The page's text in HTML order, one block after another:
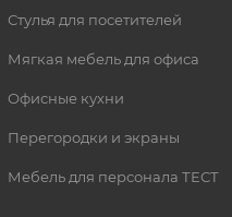
Стулья для посетителей
Мягкая мебель для офиса
Офисные кухни
Перегородки и экраны
Мебель для персонала ТЕСТ